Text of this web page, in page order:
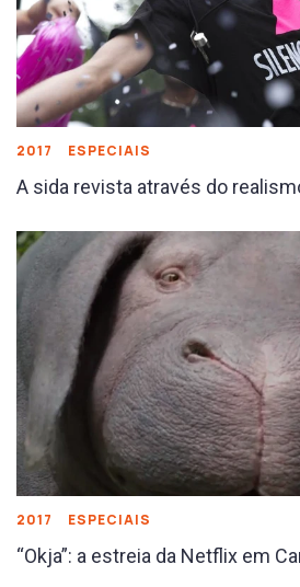
2017 ESPECIAIS
A sida revista através do
2017 ESPECIAIS
“Okja”: a estreia da Netflix em